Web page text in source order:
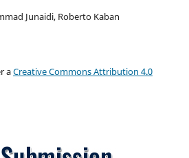
Junaidi, Roberto Kaban
aCreative Commons Attribution 4.0